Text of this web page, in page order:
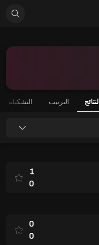
النتائج الترتيب التشكيلة
1
0
0
0